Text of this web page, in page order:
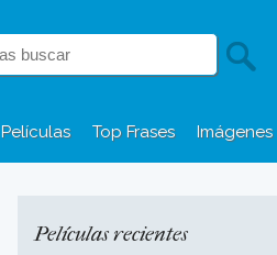
Películas Top Frases Imágenes
Películas recientes